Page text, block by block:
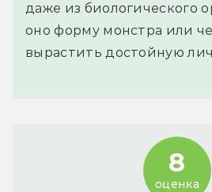
даже из биологического
оно форму монстра или
вырастить достойную
8
оценка